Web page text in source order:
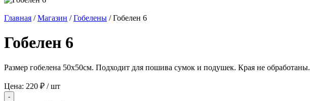
Главная /Магазин /Гобелены / Гобелен 6
Гобелен 6
Размер гобелена 50х50см. Подходит для пошива сумок и подушек. Края не обработаны.
Цена: 220 ₽ / шт
-